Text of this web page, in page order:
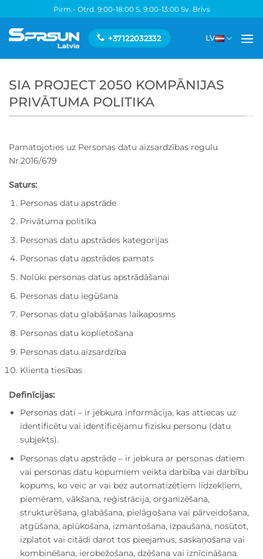
to
content
Pirm.- Otrd. 9:00-18:00 S. 9:00-13:00 Sv. Brīvs
+37122032332 LV
SIA PROJECT 2050 KOMPĀNIJAS
PRIVĀTUMA POLITIKA
Pamatojoties uz Personas datu aizsardzības regulu
Nr.2016/679
Saturs:
Personas datu apstrāde
Privātuma politika
Personas datu apstrādes kategorijas
Personas datu apstrādes pamats
Nolūki personas datus apstrādāšanai
Personas datu iegūšana
Personas datu glabāšanas laikaposms
Personas datu koplietošana
Personas datu aizsardzība
Klienta tiesības
Definīcijas:
Personas dati – ir jebkura informācija, kas attiecas uz
identificētu vai identificējamu fizisku personu (datu
subjekts).
Personas datu apstrāde – ir jebkura ar personas datiem
vai personas datu kopumiem veikta darbība vai darbību
kopums, ko veic ar vai bez automatizētiem līdzekļiem,
piemēram, vākšana, reģistrācija, organizēšana,
strukturēšana, glabāšana, pielāgošana vai pārveidošana,
atgūšana, aplūkošana, izmantošana, izpaušana, nosūtot,
izplatot vai citādi darot tos pieejamus, saskaņošana vai
kombinēšana, ierobežošana, dzēšana vai iznīcināšana.